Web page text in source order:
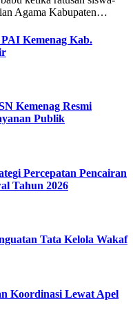
Agama Kabupaten…
Kemenag Kab.
Kemenag Resmi
Publik
Percepatan Pencairan
Tahun 2026
Tata Kelola Wakaf
Koordinasi Lewat Apel